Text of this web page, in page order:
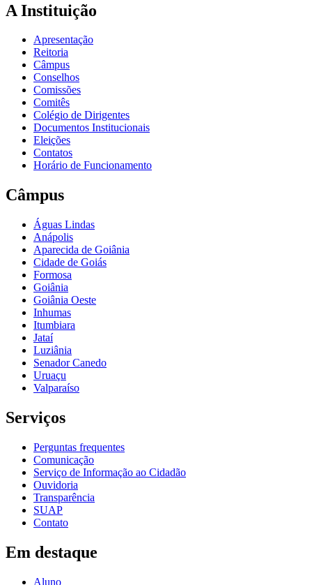
A Instituição
Apresentação
Reitoria
Câmpus
Conselhos
Comissões
Comitês
Colégio de Dirigentes
Documentos Institucionais
Eleições
Contatos
Horário de Funcionamento
Câmpus
Águas Lindas
Anápolis
Aparecida de Goiânia
Cidade de Goiás
Formosa
Goiânia
Goiânia Oeste
Inhumas
Itumbiara
Jataí
Luziânia
Senador Canedo
Uruaçu
Valparaíso
Serviços
Perguntas frequentes
Comunicação
Serviço de Informação ao Cidadão
Ouvidoria
Transparência
SUAP
Contato
Em destaque
Aluno